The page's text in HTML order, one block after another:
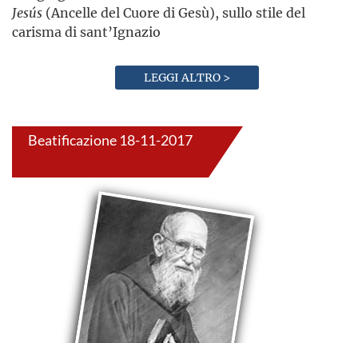
Jesús (Ancelle del Cuore di Gesù), sullo stile del
carisma di sant’Ignazio
LEGGI ALTRO >
Beatificazione 18-11-2017